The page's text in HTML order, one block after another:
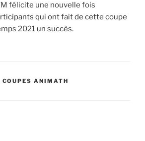
félicite une nouvelle fois
qui ont fait de cette coupe
2021 un succès.
COUPES ANIMATH